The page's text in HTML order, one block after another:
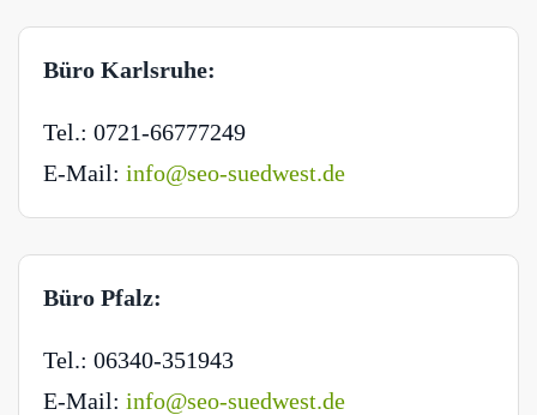
Büro Karlsruhe:
Tel.: 0721-66777249
E-Mail: info@seo-suedwest.de
Büro Pfalz:
Tel.: 06340-351943
E-Mail: info@seo-suedwest.de